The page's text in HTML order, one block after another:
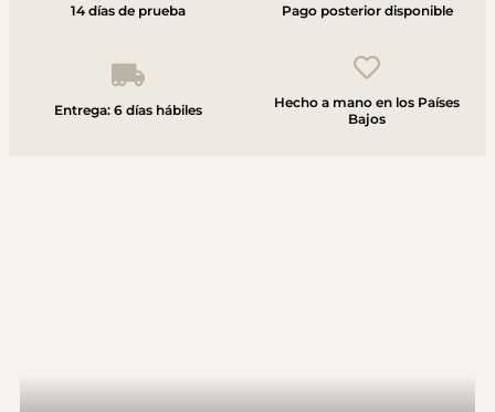
14 días de prueba Pago posterior disponible
Entrega: 6 días hábiles
Hecho a mano en los Países
Bajos